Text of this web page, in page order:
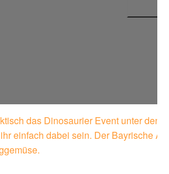
das Dinosaurier Event unter den
einfach dabei sein. Der Bayrische